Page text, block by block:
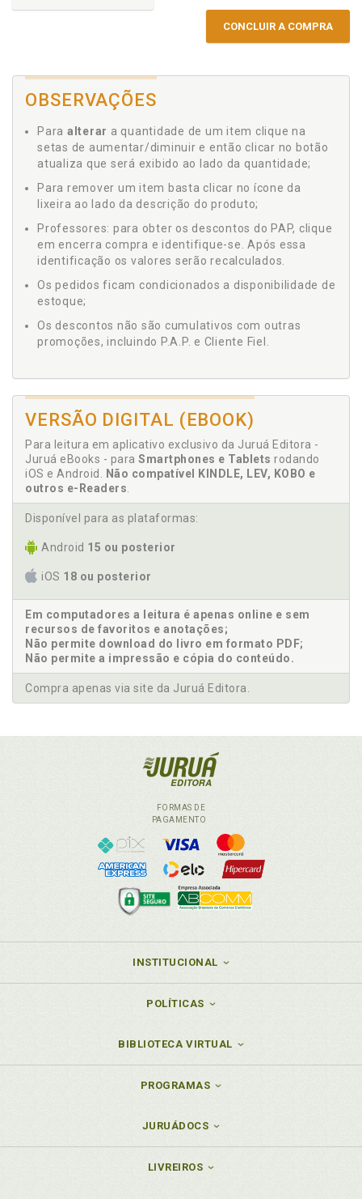
CONCLUIR A COMPRA
OBSERVAÇÕES
Para alterar a quantidade de um item clique na
setas de aumentar/diminuir e então clicar no botão
atualiza que será exibido ao lado da quantidade;
Para remover um item basta clicar no ícone da
lixeira ao lado da descrição do produto;
Professores: para obter os descontos do PAP, clique
em encerra compra e identifique-se. Após essa
identificação os valores serão recalculados.
Os pedidos ficam condicionados a disponibilidade de
estoque;
Os descontos não são cumulativos com outras
promoções, incluindo P.A.P. e Cliente Fiel.
VERSÃO DIGITAL (EBOOK)
Para leitura em aplicativo exclusivo da Juruá Editora -
Juruá eBooks - para Smartphones e Tablets rodando
iOS e Android.
Não compatível KINDLE, LEV, KOBO e
outros e-Readers
Disponível para as plataformas:
Android 15 ou posterior
iOS 18 ou posterior
Em computadores a leitura é apenas online e sem
recursos de favoritos e anotações;
Não permite download do livro em formato PDF;
Não permite a impressão e cópia do conteúdo.
Compra apenas via site da Juruá Editora.
FORMAS DE
PAGAMENTO
INSTITUCIONAL
POLÍTICAS
BIBLIOTECA VIRTUAL
PROGRAMAS
JURUÁDOCS
LIVREIROS